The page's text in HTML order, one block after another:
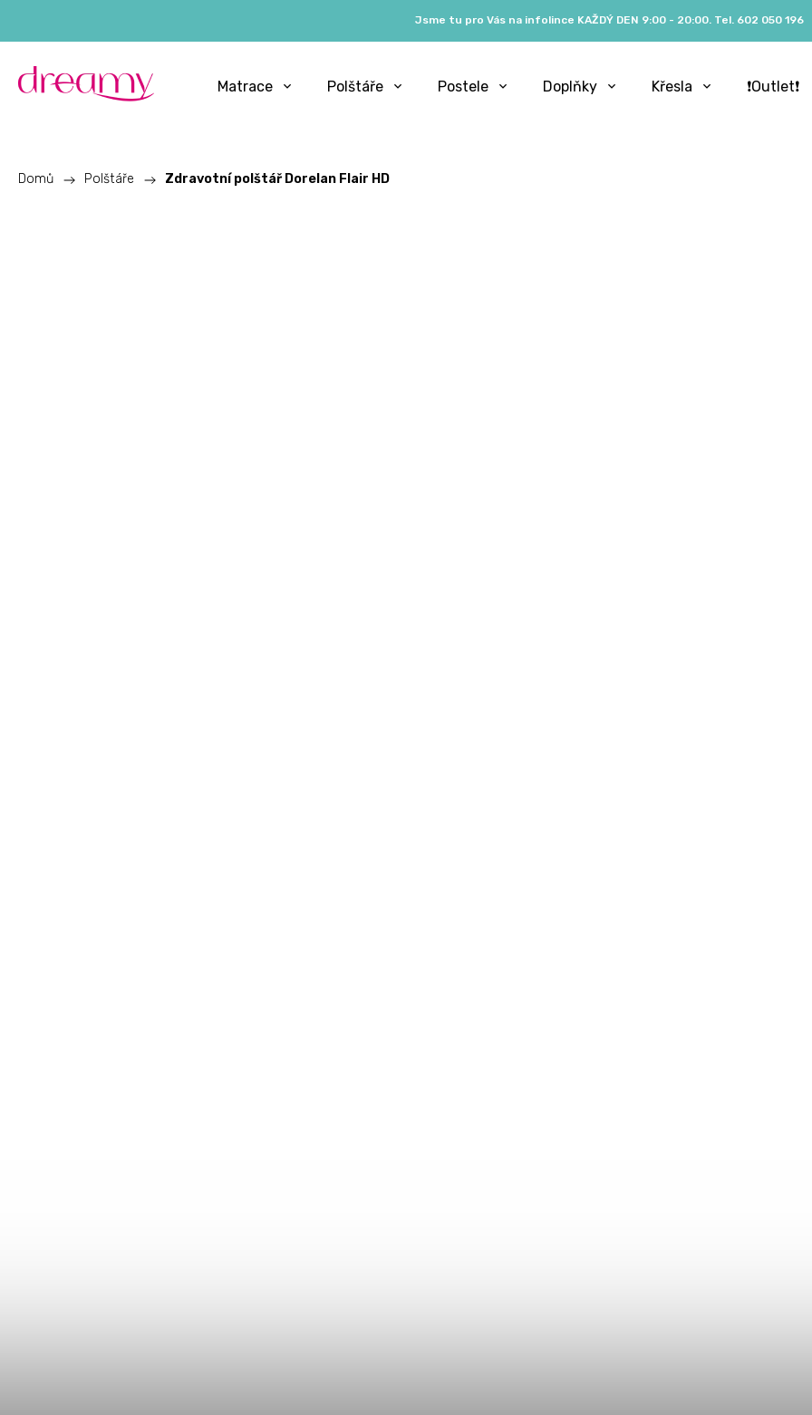
Jsme tu pro Vás na infolince KAŽDÝ DEN 9:00 - 20:00. Tel. 602 050 196
Matrace Polštáře Postele Doplňky Křesla ❗️Outlet❗️
Domů / Polštáře / Zdravotní polštář Dorelan Flair HD